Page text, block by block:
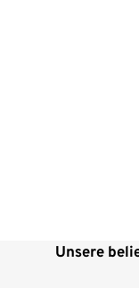
Unsere